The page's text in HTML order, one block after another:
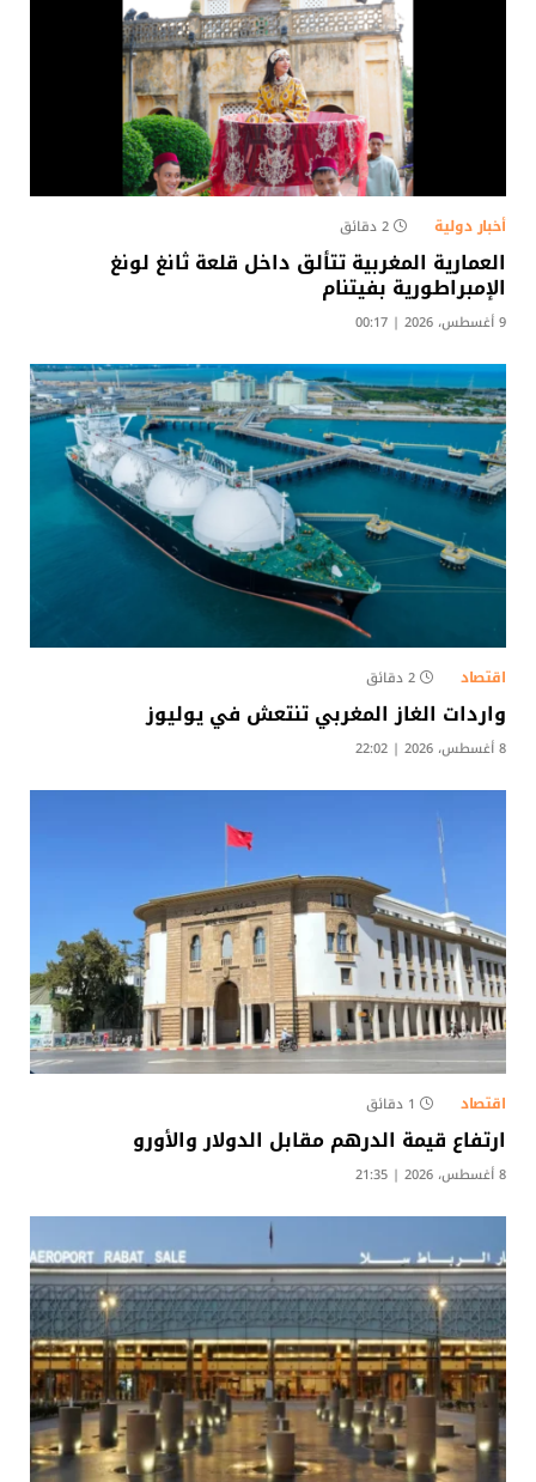
أخبار دولية 2 دقائق
العمارية المغربية تتألق داخل قلعة ثانغ لونغ
الإمبراطورية بفيتنام
9 أغسطس، 2026 | 00:17
اقتصاد 2 دقائق
واردات الغاز المغربي تنتعش في يوليوز
8 أغسطس، 2026 | 22:02
اقتصاد 1 دقائق
ارتفاع قيمة الدرهم مقابل الدولار والأورو
8 أغسطس، 2026 | 21:35